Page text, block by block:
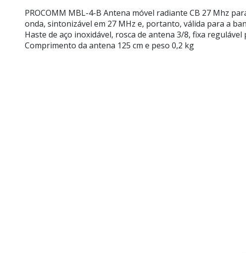
PROCOMM MBL-4-B Antena móvel radiante CB 27 Mhz
onda, sintonizável em 27 MHz e, portanto, válida para a
Haste de aço inoxidável, rosca de antena 3/8, fixa regulável
Comprimento da antena 125 cm e peso 0,2 kg